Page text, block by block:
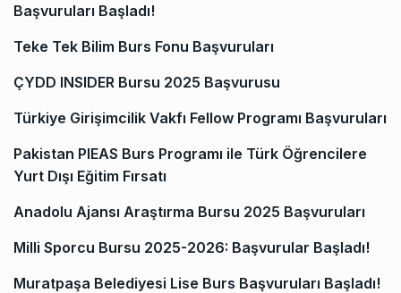
Başvuruları Başladı!
Teke Tek Bilim Burs Fonu Başvuruları
ÇYDD INSIDER Bursu 2025 Başvurusu
Türkiye Girişimcilik Vakfı Fellow Programı Başvuruları
Pakistan PIEAS Burs Programı ile Türk Öğrencilere
Yurt Dışı Eğitim Fırsatı
Anadolu Ajansı Araştırma Bursu 2025 Başvuruları
Milli Sporcu Bursu 2025-2026: Başvurular Başladı!
Muratpaşa Belediyesi Lise Burs Başvuruları Başladı!